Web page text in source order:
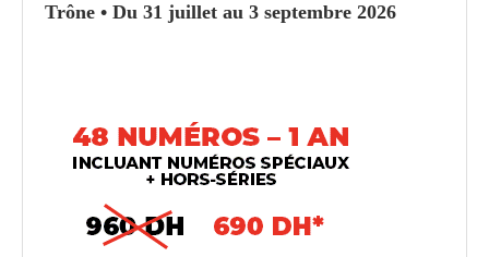
Trône • Du 31 juillet au 3 septembre 2026